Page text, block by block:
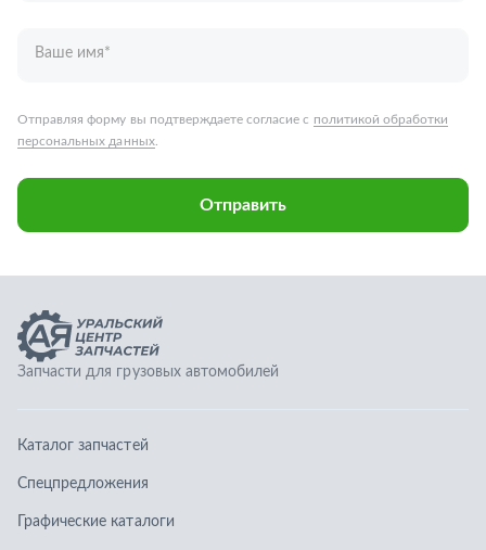
Запчасти для грузовых автомобилей
Каталог запчастей
Спецпредложения
О компании
Контакты
Доставка и оплата